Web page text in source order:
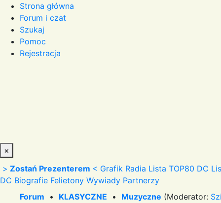
Strona główna
Forum i czat
Szukaj
Pomoc
Rejestracja
×
> Zostań Prezenterem < Grafik Radia Lista TOP80 DC
DC Biografie Felietony Wywiady Partnerzy
Forum • KLASYCZNE • Muzyczne (Moderator: